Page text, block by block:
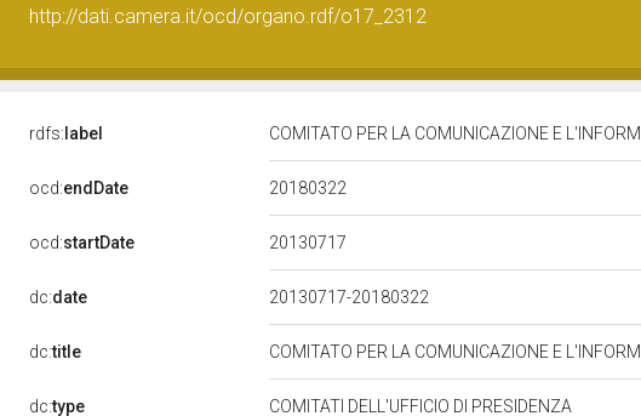
http://dati.camera.it/ocd/organo.rdf/o17_2312
rdfs: label COMITATO PER LA COMUNICAZIONE E
ocd:endDate 20180322
ocd:startDate 20130717
dc:date 20130717-20180322
dc:title COMITATO PER LA COMUNICAZIONE E
dc:type COMITATI DELL'UFFICIO DI PRESIDENZA